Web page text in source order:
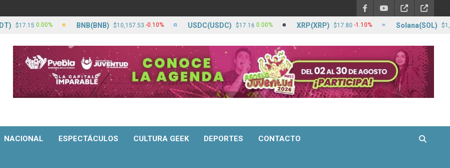
NACIONAL ESPECTÁCULOS CULTURA GEEK DEPORTES CONTACTO
$17.15 0.00% BNB(BNB) $10,157.53 -0.10% USDC(USDC) $17.16 0.00% XRP(XRP) $17.80 -1.10% Solana(SOL)